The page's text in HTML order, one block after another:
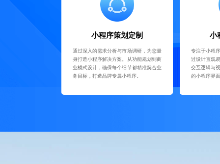
小程序策划定制
通过深入的需求分析与市场调研，为您量
身打造小程序解决方案。从功能规划到商
业模式设计，确保每个细节都精准契合业
务目标，打造品牌专属小程序。
小
专注于小程
过设计直观
交互逻辑与
的小程序界